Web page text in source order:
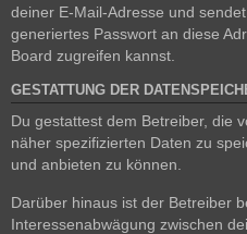
deiner E-Mail-Adresse und
generiertes Passwort an diese
Board zugreifen kannst.
GESTATTUNG DER
Du gestattest dem Betreiber, die
näher spezifizierten Daten zu
und anbieten zu können.
Darüber hinaus ist der Betreiber
Interessenabwägung zwischen